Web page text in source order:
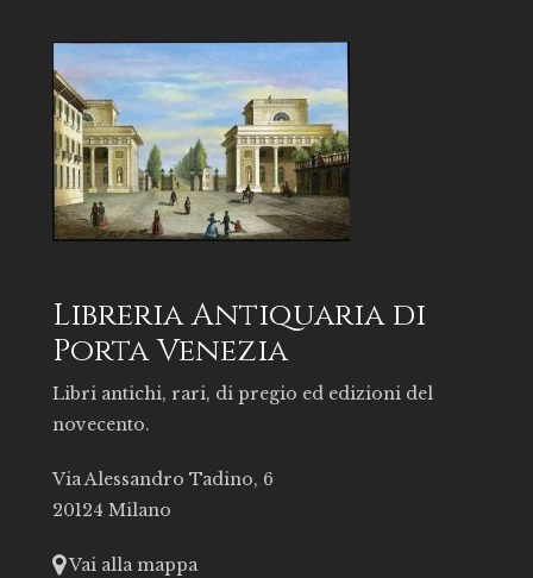
Libreria Antiquaria di
Porta Venezia
Libri antichi, rari, di pregio ed edizioni del
novecento.
Via Alessandro Tadino, 6
20124 Milano
Vai alla mappa